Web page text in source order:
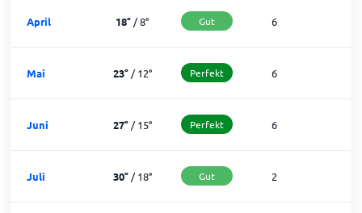
April 18° /8° Gut 6
Mai 23°/12° Perfekt 6
Juni 27°/15° Perfekt 6
Juli 30°/18° Gut 2